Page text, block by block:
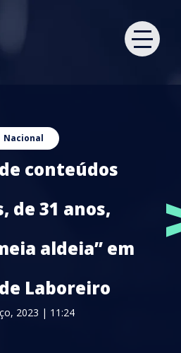
Nacional
conteúdos
de 31 anos,
aldeia” em
Laboreiro
2023 | 11:24